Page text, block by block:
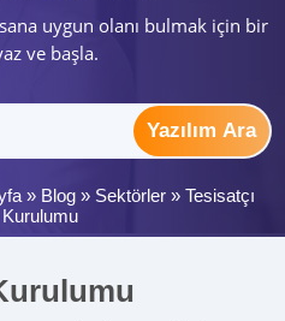
uygun olanı bulmak için bir
ve başla.
Yazılım Ara
» Blog » Sektörler » Tesisatçı